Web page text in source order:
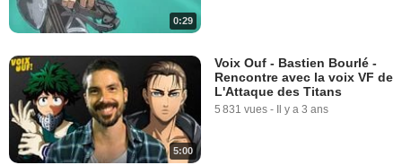
0:29
5:00
Voix Ouf - Bastien Bourlé -
Rencontre avec la voix VF de
L'Attaque des Titans
5 831 vues - Il y a 3 ans